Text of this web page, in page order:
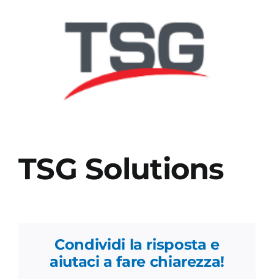
Academy
TSG Solutions
Condividi la risposta e
aiutaci a fare chiarezza!